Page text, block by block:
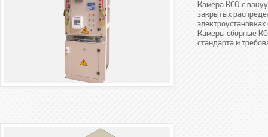
Камера КСО с
закрытых
Камеры сборные
стандарта и